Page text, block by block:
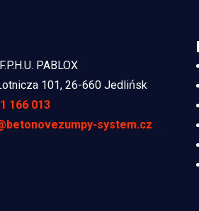
PABLOX
101, 26-660 Jedlińsk
166 013
system.cz